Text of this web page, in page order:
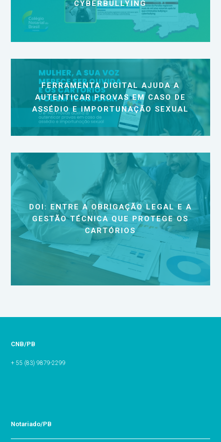
CYBERBULLYING
FERRAMENTA DIGITAL AJUDA A
AUTENTICAR PROVAS EM CASO DE
ASSÉDIO E IMPORTUNAÇÃO SEXUAL
DOI: ENTRE A OBRIGAÇÃO LEGAL E A
GESTÃO TÉCNICA QUE PROTEGE OS
CARTÓRIOS
CNB/PB
+ 55 (83) 9879-2299
Notariado/PB